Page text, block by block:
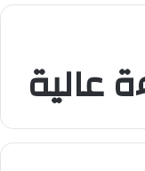
عالية